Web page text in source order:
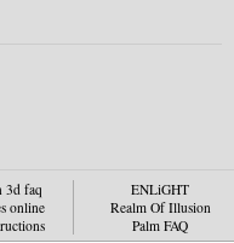
3d faq
online
ENLiGHT
Realm Of Illusion
Palm FAQ